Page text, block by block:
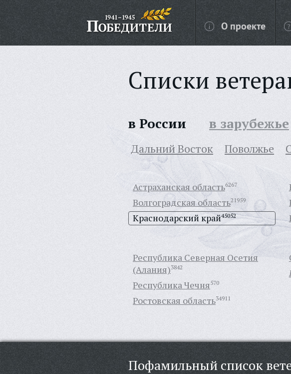
О проекте
Списки
в России в зарубежье
Дальний Восток Поволжье
Астраханская область6267
Волгоградская область21959
Краснодарский край45052
Республика Северная Осетия
(Алания)3842
Республика Чечня570
Ростовская область34911
Пофамильный список